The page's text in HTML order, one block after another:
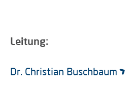
Leitung:
Dr. Christian Buschbaum